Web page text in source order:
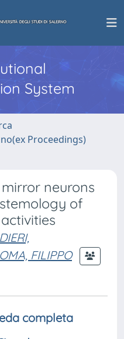
System
Proceedings)
neurons
of
FILIPPO
completa